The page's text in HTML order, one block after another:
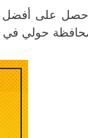
احصل على
حولي في